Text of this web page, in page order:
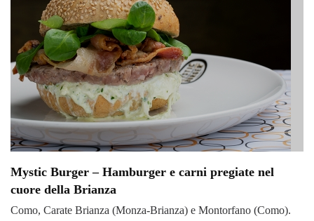
Mystic Burger – Hamburger e carni pregiate nel
cuore della Brianza
Como, Carate Brianza (Monza-Brianza) e Montorfano (Como).